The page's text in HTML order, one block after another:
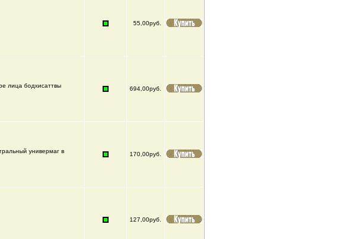
55,00руб.
лица бодхисаттвы
694,00руб.
универмаг в
170,00руб.
127,00руб.